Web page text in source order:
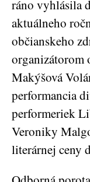
ráno vyhlásila
aktuálneho
občianskeho
organizátorom
Makýšová
performancia
performeriek
Veroniky
literárnej ceny